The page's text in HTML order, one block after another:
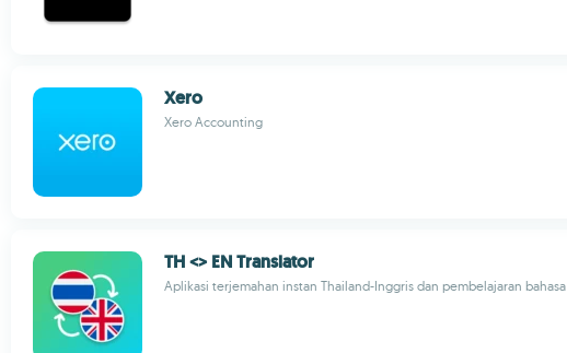
Xero
Xero Accounting
TH <> EN Translator
Aplikasi terjemahan instan Thailand-Inggris dan pembelajaran bahasa